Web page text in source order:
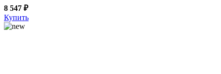
8 547 ₽
Купить